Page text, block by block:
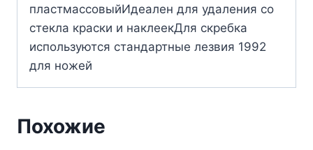
пластмассовыйИдеален для удаления со
стекла краски и наклеекДля скребка
используются стандартные лезвия 1992
для ножей
Похожие